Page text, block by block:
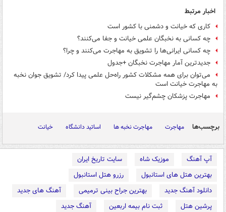
اخبار مرتبط
کاری که خیانت و دشمنی با کشور است
چه کسانی به نخبگان علمی خیانت و جفا می‌کنند؟
چه کسانی ایرانی‌ها را تشویق به مهاجرت می‌کنند و چرا؟
جدیدترین آمار مهاجرت نخبگان +جدول
می‌توان برای همه مشکلات کشور راه‌حل علمی پیدا کرد/ تشویق جوان نخبه
به مهاجرت خیانت است
مهاجرت پزشکان چشم‌گیر نیست
برچسب‌ها مهاجرت مهاجرت نخبه ها اساتید دانشگاه خیانت
آپ آهنگ موزیک شاه
سایت تاریخ ایران
بهترین هتل های استانبول
رزرو هتل استانبول
دانلود آهنگ جدید
بهترین جراح بینی ترمیمی
آهنگ های جدید
پرشین هتل
ثبت نام بیمه اربعین
آهنگ جدید